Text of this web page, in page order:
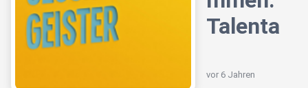
Talenta
vor 6 Jahren